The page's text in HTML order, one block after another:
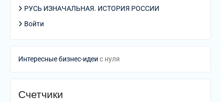
РУСЬ ИЗНАЧАЛЬНАЯ. ИСТОРИЯ РОССИИ
Войти
Интересные бизнес-идеи с нуля
Счетчики